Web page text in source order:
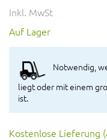
Inkl. MwSt
Auf Lager
Notwendig,
liegt oder mit einem
ist.
Kostenlose Lieferung